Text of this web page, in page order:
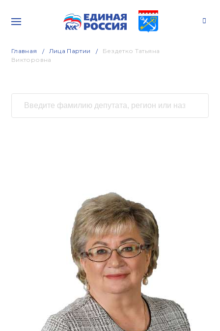
Главная Лица Партии
Бездетко Татьяна
Викторовна